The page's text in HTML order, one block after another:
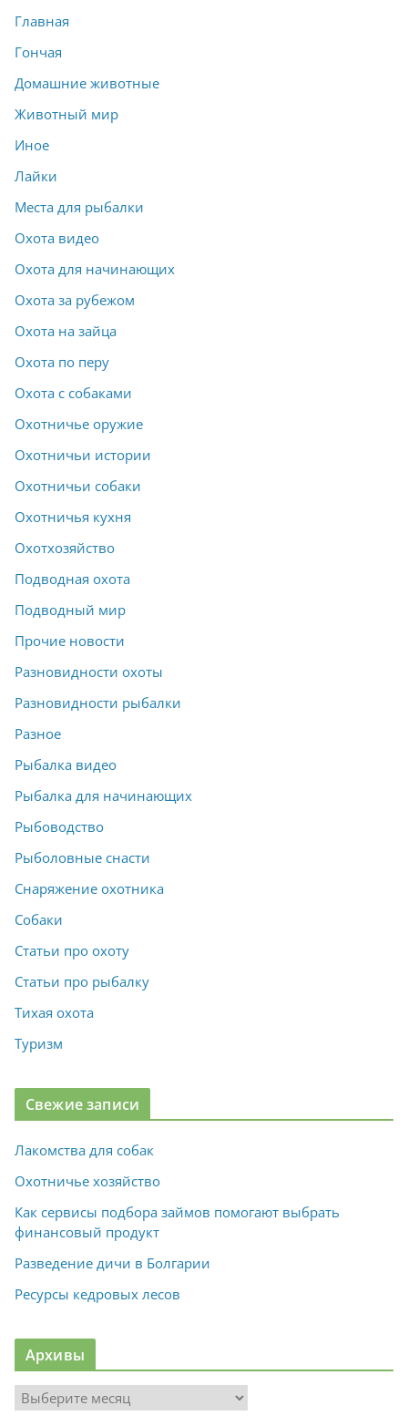
Главная
Гончая
Домашние животные
Животный мир
Иное
Лайки
Места для рыбалки
Охота видео
Охота для начинающих
Охота за рубежом
Охота на зайца
Охота по перу
Охота с собаками
Охотничье оружие
Охотничьи истории
Охотничьи собаки
Охотничья кухня
Охотхозяйство
Подводная охота
Подводный мир
Прочие новости
Разновидности охоты
Разновидности рыбалки
Разное
Рыбалка видео
Рыбалка для начинающих
Рыбоводство
Рыболовные снасти
Снаряжение охотника
Собаки
Статьи про охоту
Статьи про рыбалку
Тихая охота
Туризм
Свежие записи
Лакомства для собак
Охотничье хозяйство
Как сервисы подбора займов помогают выбрать
финансовый продукт
Разведение дичи в Болгарии
Ресурсы кедровых лесов
Архивы